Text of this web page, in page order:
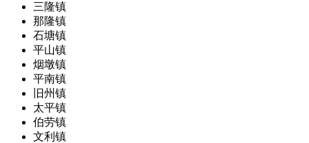
三隆镇
那隆镇
石塘镇
平山镇
烟墩镇
平南镇
旧州镇
太平镇
伯劳镇
文利镇